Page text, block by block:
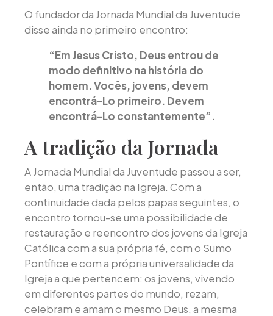
O fundador da Jornada Mundial da Juventude
disse ainda no primeiro encontro:
“Em Jesus Cristo, Deus entrou de
modo definitivo na história do
homem. Vocês, jovens, devem
encontrá-Lo primeiro. Devem
encontrá-Lo constantemente”.
A tradição da Jornada
A Jornada Mundial da Juventude passou a ser,
então, uma tradição na Igreja. Com a
continuidade dada pelos papas seguintes, o
encontro tornou-se uma possibilidade de
restauração e reencontro dos jovens da Igreja
Católica com a sua própria fé, com o Sumo
Pontífice e com a própria universalidade da
Igreja a que pertencem: os jovens, vivendo
em diferentes partes do mundo, rezam,
celebram e amam o mesmo Deus, a mesma